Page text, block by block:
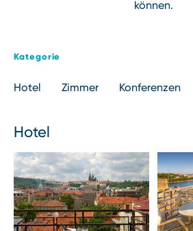
können.
Kategorie
Hotel Zimmer Konferenzen
Hotel